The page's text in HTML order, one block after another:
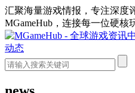
汇聚海量游戏情报，专注深度
MGameHub，连接每一位硬核